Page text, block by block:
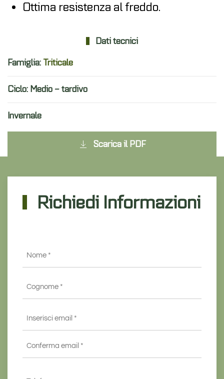
Ottima resistenza al freddo.
Dati tecnici
Famiglia: Triticale
Ciclo: Medio – tardivo
Invernale
Scarica il PDF
Richiedi Informazioni
email
*